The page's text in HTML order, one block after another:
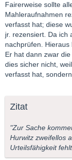
Fairerweise sollte
Mahleraufnahmen
verfasst hat; diese
jr. rezensiert. Da ich
nachprüfen. Hieraus
Er hat dann zwar
dies sicher nicht,
verfasst hat,
Zitat
"Zur Sache
Hurwitz zweifellos
Urteilsfähigkeit